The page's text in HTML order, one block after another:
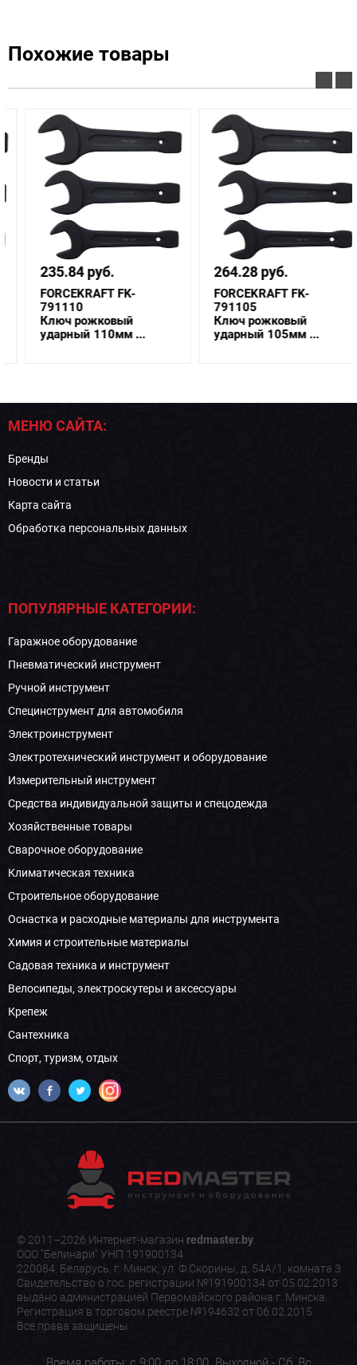
Похожие товары
235.84 руб.
FORCEKRAFT FK-
791110
Ключ рожковый
ударный 110мм ...
264.28 руб.
FORCEKRAFT FK-
791105
Ключ рожковый
ударный 105мм ...
МЕНЮ САЙТА:
Бренды
Новости и статьи
Карта сайта
Обработка персональных данных
ПОПУЛЯРНЫЕ КАТЕГОРИИ:
Гаражное оборудование
Пневматический инструмент
Ручной инструмент
Специнструмент для автомобиля
Электроинструмент
Электротехнический инструмент и оборудование
Измерительный инструмент
Средства индивидуальной защиты и спецодежда
Хозяйственные товары
Сварочное оборудование
Климатическая техника
Строительное оборудование
Оснастка и расходные материалы для инструмента
Химия и строительные материалы
Садовая техника и инструмент
Велосипеды, электроскутеры и аксессуары
Крепеж
Сантехника
Спорт, туризм, отдых
© 2011–2026 Интернет-магазин redmaster.by.
ООО "Белинари" УНП 191900134
220084, Беларусь, г. Минск, ул. Ф.Скорины, д. 54А/1, комната 3
Свидетельство о гос. регистрации №191900134 от 05.02.2013
выдано администрацией Первомайского района г. Минска.
Регистрация в торговом реестре №194632 от 06.02.2015
Все права защищены